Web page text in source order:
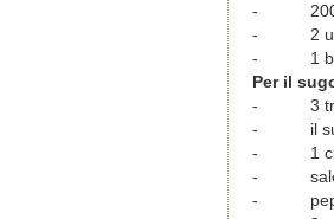
-
-
2
-
1
Per il
-
3
-
il
-
1
-
-